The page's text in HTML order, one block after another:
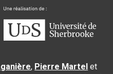
, Pierre Martel et